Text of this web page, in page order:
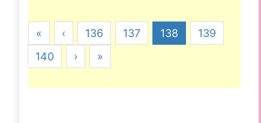
« ‹ 136 137 138
139
140
› »